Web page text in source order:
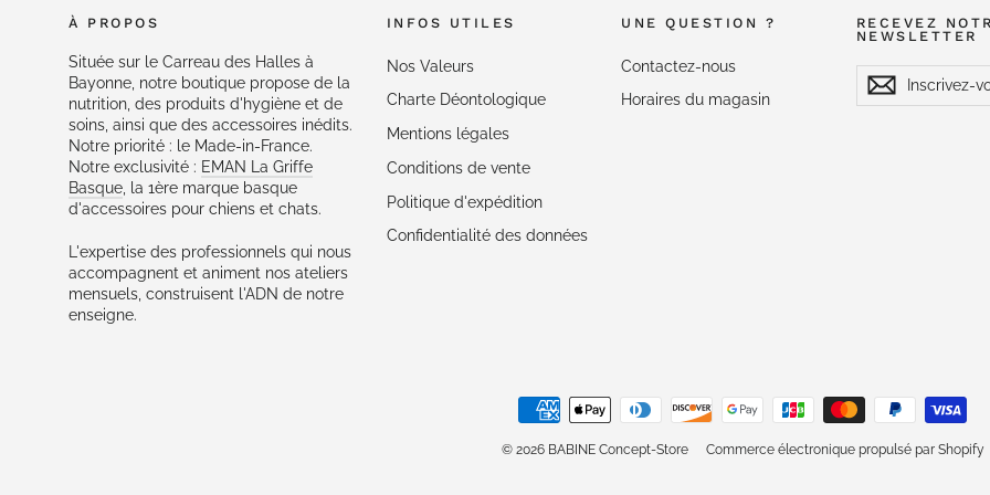
À PROPOS
Située sur le Carreau des Halles à
Bayonne, notre boutique propose de la
nutrition, des produits d'hygiène et de
soins, ainsi que des accessoires inédits.
Notre priorité : le Made-in-France.
Notre exclusivité : EMAN La Griffe
Basque , la 1ère marque basque
d'accessoires pour chiens et chats.
L'expertise des professionnels qui nous
accompagnent et animent nos ateliers
mensuels, construisent l'ADN de notre
enseigne.
INFOS UTILES
Nos Valeurs
Charte Déontologique
Mentions légales
Conditions de vente
Politique d'expédition
Confidentialité des données
UNE QUESTION ?
Contactez-nous
Horaires du magasin
RECEVEZ
NEWSLETTER
Inscrivez-
vous
à
S'inscrireS'inscrire
© 2026 BABINE Concept-Store Commerce électronique propulsé par Shopify